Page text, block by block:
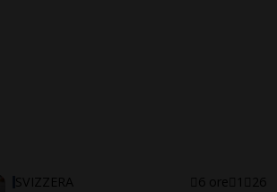
SVIZZERA 6 ore 1 26